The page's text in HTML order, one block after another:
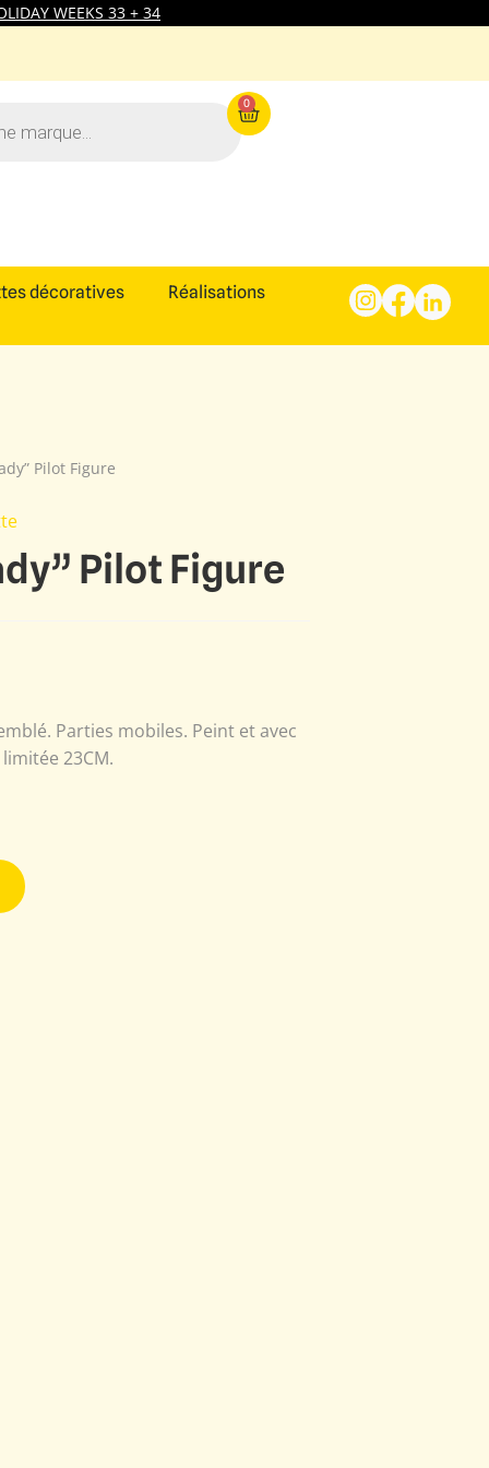
WEEKS 33 + 34
0
décoratives Réalisations
Pilot Figure
Pilot Figure
Parties mobiles. Peint et avec
23CM.